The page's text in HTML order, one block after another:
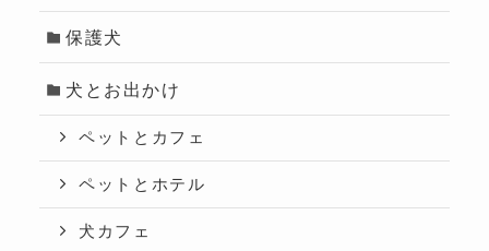
保護犬
犬とお出かけ
ペットとカフェ
ペットとホテル
犬カフェ